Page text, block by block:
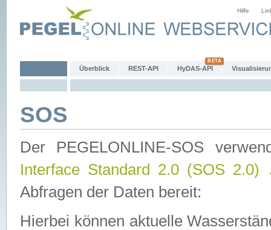
Hilfe
Überblick REST-API HyDAS-API
SOS
Der PEGELONLINE-SOS
Interface Standard 2.0 (SOS 2.0)
Abfragen der Daten bereit:
Hierbei können aktuelle